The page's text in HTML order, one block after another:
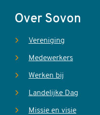
Over Sovon
Vereniging
Medewerkers
Werken bij
Landelijke Dag
Missie en visie